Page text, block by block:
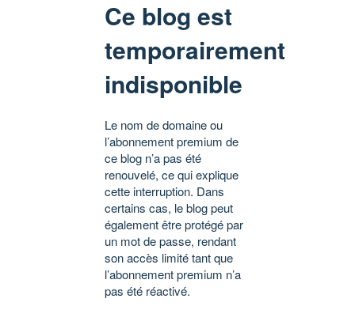
Ce blog est
temporairement
indisponible
Le nom de domaine ou
l’abonnement premium de
ce blog n’a pas été
renouvelé, ce qui explique
cette interruption. Dans
certains cas, le blog peut
également être protégé par
un mot de passe, rendant
son accès limité tant que
l’abonnement premium n’a
pas été réactivé.